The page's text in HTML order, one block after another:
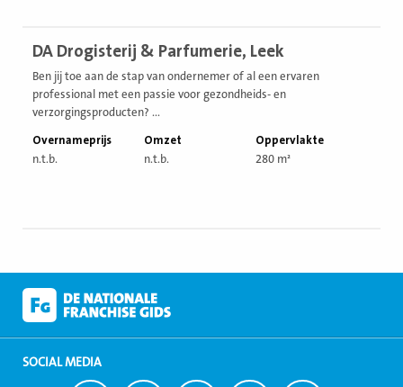
DA Drogisterij & Parfumerie, Leek
Ben jij toe aan de stap van ondernemer of al een ervaren
professional met een passie voor gezondheids- en
verzorgingsproducten? ...
Overnameprijs
n.t.b.
Omzet
n.t.b.
Oppervlakte
280 m²
vestiging
SOCIAL MEDIA